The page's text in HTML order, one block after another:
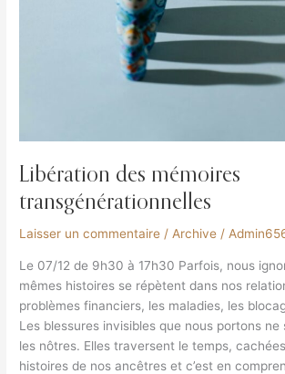
Libération des mémoires
transgénérationnelles
Laisser un commentaire / Archive /
Le 07/12 de 9h30 à 17h30 Parfois, nous
mêmes histoires se répètent dans nos
problèmes financiers, les maladies, les
Les blessures invisibles que nous portons
les nôtres. Elles traversent le temps,
histoires de nos ancêtres et c’est en